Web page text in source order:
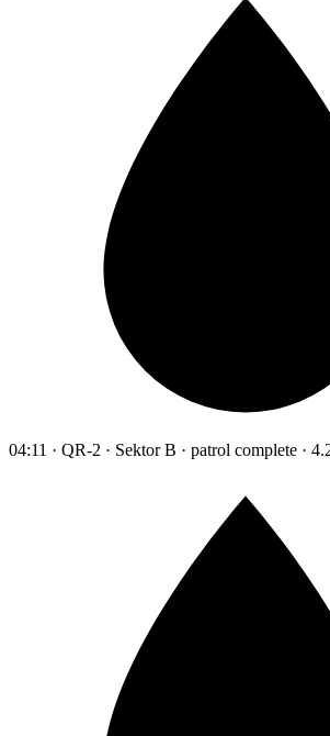
04:11 · QR-2 · Sektor B · patrol complete ·